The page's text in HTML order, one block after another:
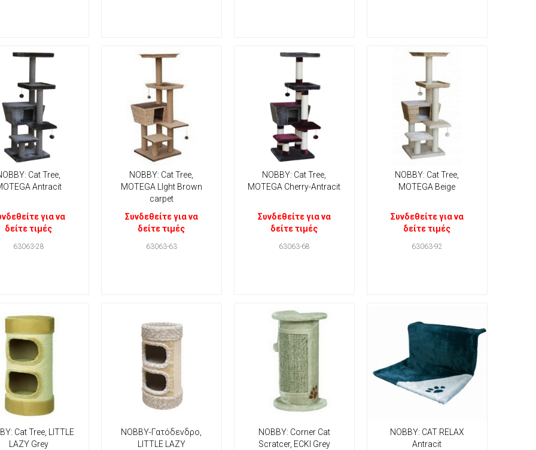
Cat Tree,
Antracit
για να
δείτε τιμές
63063-28
NOBBY: Cat Tree,
MOTEGA LIght Brown
carpet
Συνδεθείτε για να
δείτε τιμές
63063-63
NOBBY: Cat Tree,
MOTEGA Cherry-Antracit
Συνδεθείτε για να
δείτε τιμές
63063-68
NOBBY: Cat Tree,
MOTEGA Beige
Συνδεθείτε για να
δείτε τιμές
63063-92
Cat Tree, LITTLE
LAZY Grey
NOBBY-Γατόδενδρο,
LITTLE LAZY
NOBBY: Corner Cat
Scratcer, ECKI Grey
NOBBY: CAT RELAX
Antracit